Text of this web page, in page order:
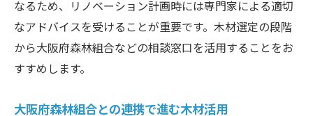
おおさか材調達で失敗しないリノベーショ
リノベーション成功のための木材選び実践
なるため、リノベーション計画時には専門家による適切
なアドバイスを受けることが重要です。木材選定の段階
から大阪府森林組合などの相談窓口を活用することをお
すすめします。
大阪府森林組合との連携で進む木材活用